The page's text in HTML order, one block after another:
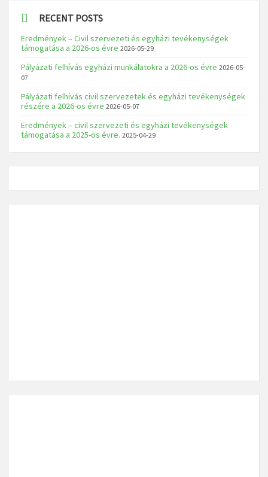
RECENT POSTS
Eredmények – Civil szervezeti és egyházi tevékenységek
támogatása a 2026-os évre 2026-05-29
Pályázati felhívás egyházi munkálatokra a 2026-os évre 2026-05-
07
Pályázati felhívás civil szervezetek és egyházi tevékenységek
részére a 2026-os évre 2026-05-07
Eredmények – civil szervezeti és egyházi tevékenységek
támogatása a 2025-ös évre. 2025-04-29